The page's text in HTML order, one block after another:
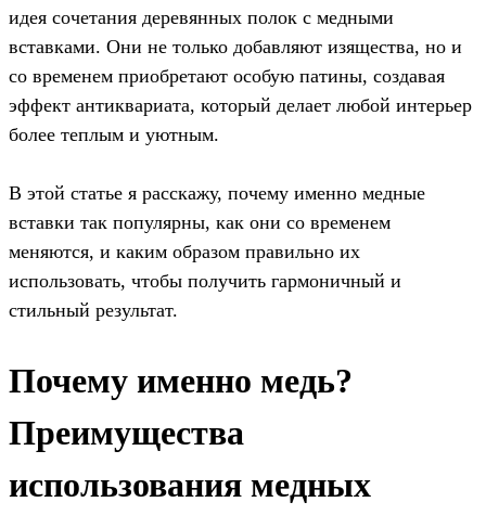
идея сочетания деревянных полок с медными
вставками. Они не только добавляют изящества, но и
со временем приобретают особую патины, создавая
эффект антиквариата, который делает любой интерьер
более теплым и уютным.
В этой статье я расскажу, почему именно медные
вставки так популярны, как они со временем
меняются, и каким образом правильно их
использовать, чтобы получить гармоничный и
стильный результат.
Почему именно медь?
Преимущества
использования медных